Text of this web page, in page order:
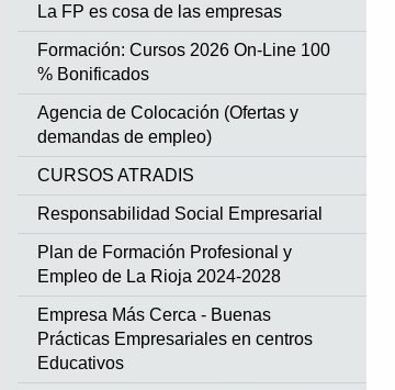
La FP es cosa de las empresas
Formación: Cursos 2026 On-Line 100
% Bonificados
Agencia de Colocación (Ofertas y
demandas de empleo)
CURSOS ATRADIS
Responsabilidad Social Empresarial
Plan de Formación Profesional y
Empleo de La Rioja 2024-2028
Empresa Más Cerca - Buenas
Prácticas Empresariales en centros
Educativos